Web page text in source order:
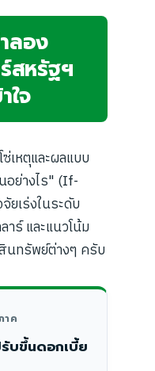
ลอง
สหรัฐฯ
ใจ
เหตุและผลแบบ
อย่างไร" (If-
ยเร่งในระดับ
าร์ และแนวโน้ม
นทรัพย์ต่างๆ ครับ
าค
บขึ้นดอกเบี้ย